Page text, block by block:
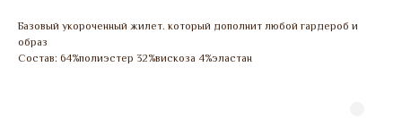
Базовый укороченный жилет. который дополнит любой гардероб и
образ
Состав: 64%полиэстер 32%вискоза 4%эластан